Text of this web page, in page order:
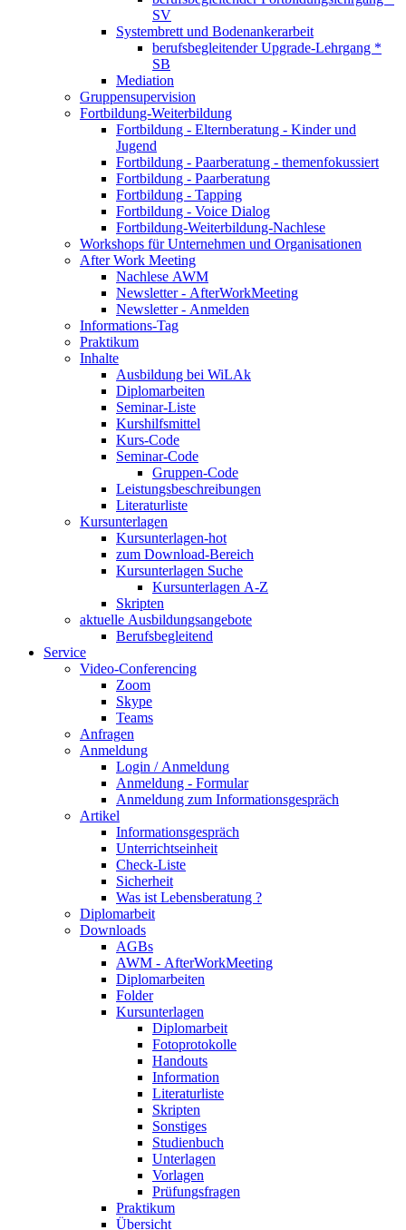
SV
Systembrett und Bodenankerarbeit
berufsbegleitender Upgrade-Lehrgang *
SB
Mediation
Gruppensupervision
Fortbildung-Weiterbildung
Fortbildung - Elternberatung - Kinder und
Jugend
Fortbildung - Paarberatung - themenfokussiert
Fortbildung - Paarberatung
Fortbildung - Tapping
Fortbildung - Voice Dialog
Fortbildung-Weiterbildung-Nachlese
Workshops für Unternehmen und Organisationen
After Work Meeting
Nachlese AWM
Newsletter - AfterWorkMeeting
Newsletter - Anmelden
Informations-Tag
Praktikum
Inhalte
Ausbildung bei WiLAk
Diplomarbeiten
Seminar-Liste
Kurshilfsmittel
Kurs-Code
Seminar-Code
Gruppen-Code
Leistungsbeschreibungen
Literaturliste
Kursunterlagen
Kursunterlagen-hot
zum Download-Bereich
Kursunterlagen Suche
Kursunterlagen A-Z
Skripten
aktuelle Ausbildungsangebote
Berufsbegleitend
Service
Video-Conferencing
Zoom
Skype
Teams
Anfragen
Anmeldung
Login / Anmeldung
Anmeldung - Formular
Anmeldung zum Informationsgespräch
Artikel
Informationsgespräch
Unterrichtseinheit
Check-Liste
Sicherheit
Was ist Lebensberatung ?
Diplomarbeit
Downloads
AGBs
AWM - AfterWorkMeeting
Diplomarbeiten
Folder
Kursunterlagen
Diplomarbeit
Fotoprotokolle
Handouts
Information
Literaturliste
Skripten
Sonstiges
Studienbuch
Unterlagen
Vorlagen
Prüfungsfragen
Praktikum
Übersicht